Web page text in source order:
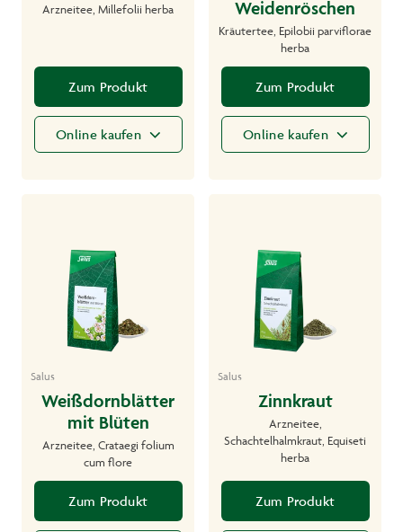
Arzneitee, Millefolii herba
Zum Produkt
Online kaufen
Weidenröschen
Kräutertee, Epilobii parviflorae
herba
Zum Produkt
Online kaufen
Salus
Weißdornblätter
mit Blüten
Arzneitee, Crataegi folium
cum flore
Zum Produkt
Salus
Zinnkraut
Arzneitee,
Schachtelhalmkraut, Equiseti
herba
Zum Produkt